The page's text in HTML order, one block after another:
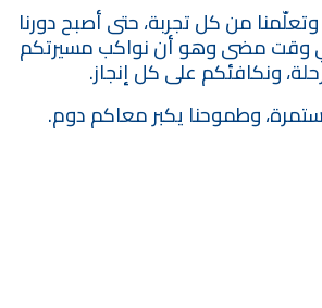
من كل تجربة، حتى أصبح دورنا
وقت مضى وهو أن نواكب مسيرتكم
ونكافئكم على كل إنجاز.
وطموحنا يكبر معاكم دوم.